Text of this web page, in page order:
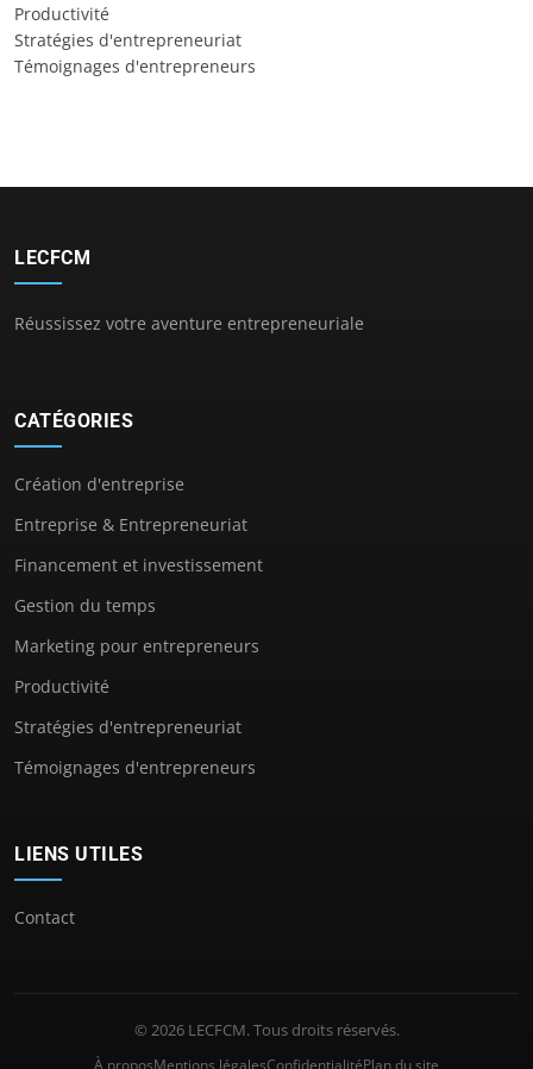
Productivité
Stratégies d'entrepreneuriat
Témoignages d'entrepreneurs
LECFCM
Réussissez votre aventure entrepreneuriale
CATÉGORIES
Création d'entreprise
Entreprise & Entrepreneuriat
Financement et investissement
Gestion du temps
Marketing pour entrepreneurs
Productivité
Stratégies d'entrepreneuriat
Témoignages d'entrepreneurs
LIENS UTILES
Contact
© 2026 LECFCM. Tous droits réservés.
À proposMentions légalesConfidentialitéPlan du site